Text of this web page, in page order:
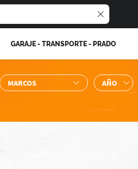
GARAJE - TRANSPORTE - PRADO